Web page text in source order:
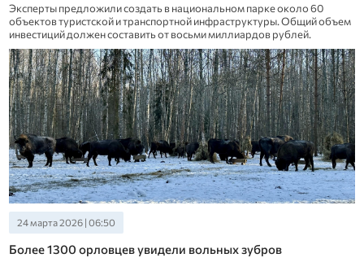
Эксперты предложили создать в национальном парке около 60
объектов туристской и транспортной инфраструктуры. Общий объем
инвестиций должен составить от восьми миллиардов рублей.
24 марта 2026 | 06:50
Более 1300 орловцев увидели вольных зубров